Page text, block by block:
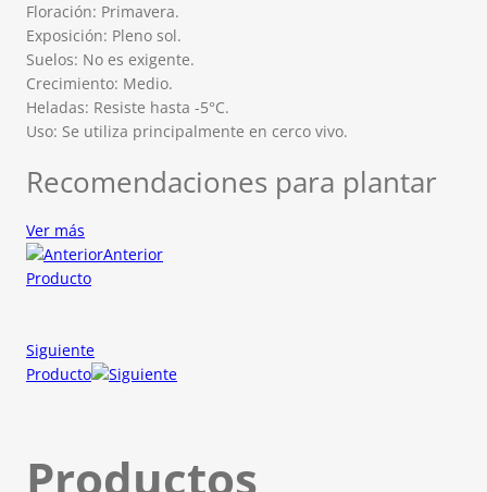
Floración: Primavera.
Exposición: Pleno sol.
Suelos: No es exigente.
Crecimiento: Medio.
Heladas: Resiste hasta -5°C.
Uso: Se utiliza principalmente en cerco vivo.
Recomendaciones para plantar
Ver más
Anterior
Producto
Siguiente
Producto
Productos